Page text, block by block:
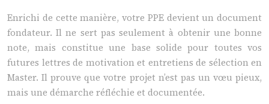
Enrichi de cette manière, votre PPE devient un document
fondateur. Il ne sert pas seulement à obtenir une bonne
note, mais constitue une base solide pour toutes vos
futures lettres de motivation et entretiens de sélection en
Master. Il prouve que votre projet n’est pas un vœu pieux,
mais une démarche réfléchie et documentée.